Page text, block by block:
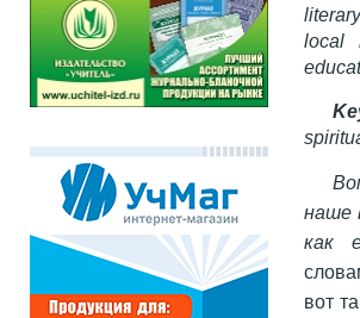
local
наше
как
вот